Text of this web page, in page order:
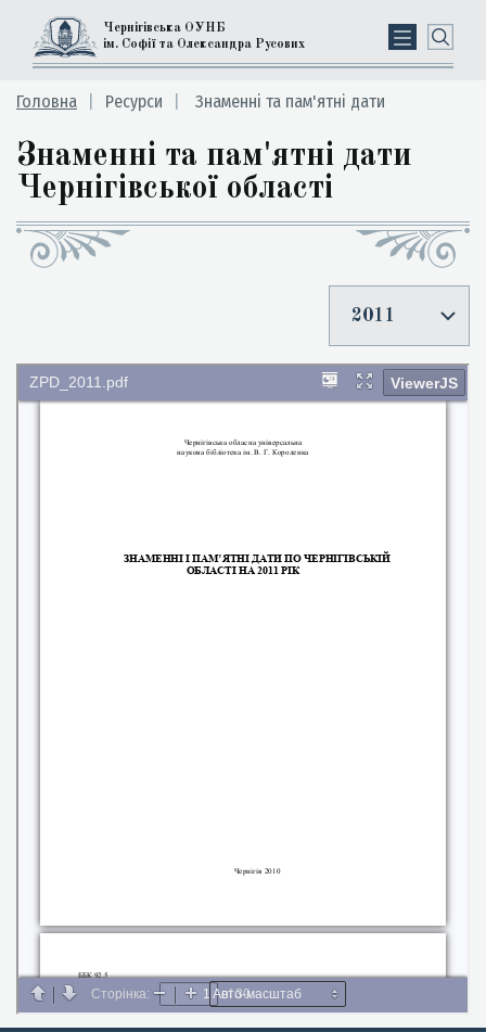
Чернігівська ОУНБ
ім. Софії та Олександра Русових
Головна Ресурси Знаменні та пам'ятні дати
Знаменні та пам'ятні дати
Чернігівської області
2011